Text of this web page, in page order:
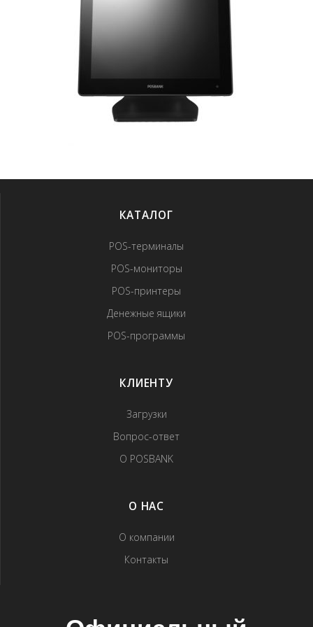
КАТАЛОГ
POS-терминалы
POS-мониторы
POS-принтеры
Денежные ящики
POS-программы
КЛИЕНТУ
Загрузки
Вопрос-ответ
О POSBANK
О НАС
О компании
Контакты